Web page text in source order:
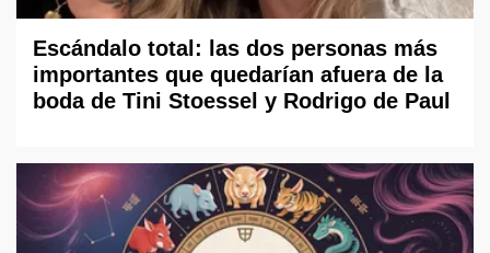
Escándalo total: las dos personas más
importantes que quedarían afuera de la
boda de Tini Stoessel y Rodrigo de Paul